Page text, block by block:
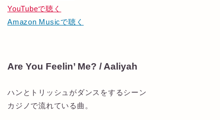
YouTubeで聴く
Amazon Musicで聴く
Are You Feelin’ Me? / Aaliyah
ハンとトリッシュがダンスをするシーン
カジノで流れている曲。